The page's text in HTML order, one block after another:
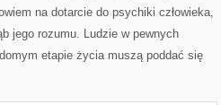
na dotarcie do psychiki człowieka,
jego rozumu. Ludzie w pewnych
etapie życia muszą poddać się